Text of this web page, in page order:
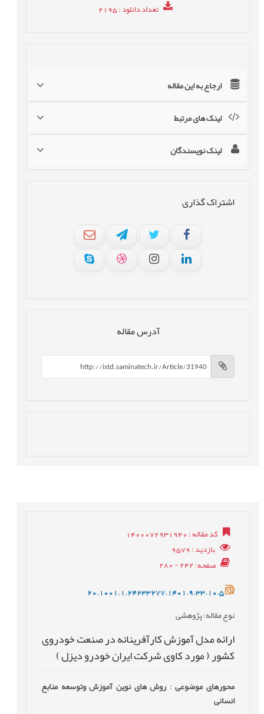
تعداد دانلود: 2195
ارجاع به این مقاله
لینک های مرتبط
لینک نویسندگان
اشتراک گذاری
آدرس مقاله
کد مقاله: 1400072931940
بازدید: 9579
صفحه: 242 - 280
20.1001.1.24233277.1401.9.33.10.5
نوع مقاله: پژوهشی
ارائه مدل آموزش کارآفرینانه در صنعت خودروی
کشور ( مورد کاوی شرکت ایران خودرو دیزل )
محورهای موضوعی: روش های نوین آموزش وتوسعه منابع
انسانی